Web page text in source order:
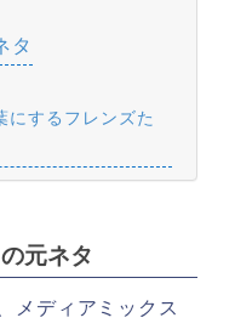
タ
にするフレンズた
元ネタ
メディアミックス